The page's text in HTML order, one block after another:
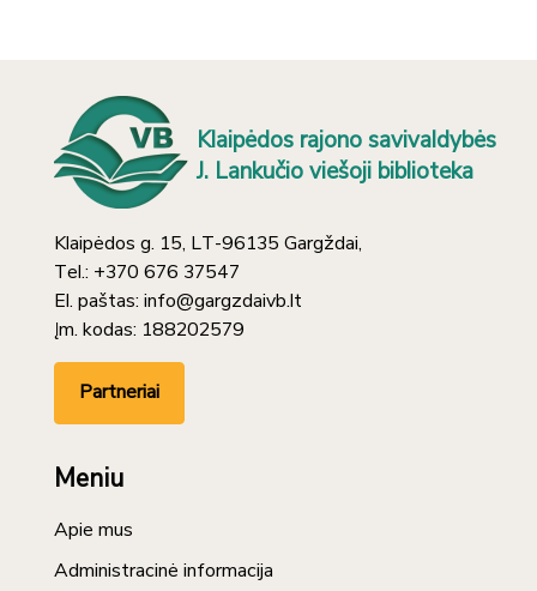
Klaipėdos rajono savivaldybės
J. Lankučio viešoji biblioteka
Klaipėdos g. 15, LT-96135 Gargždai,
Tel.: +370 676 37547
El. paštas: info@gargzdaivb.lt
Įm. kodas: 188202579
Partneriai
Meniu
Apie mus
Administracinė informacija